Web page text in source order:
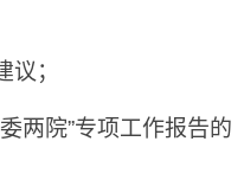
；
院”专项工作报告的